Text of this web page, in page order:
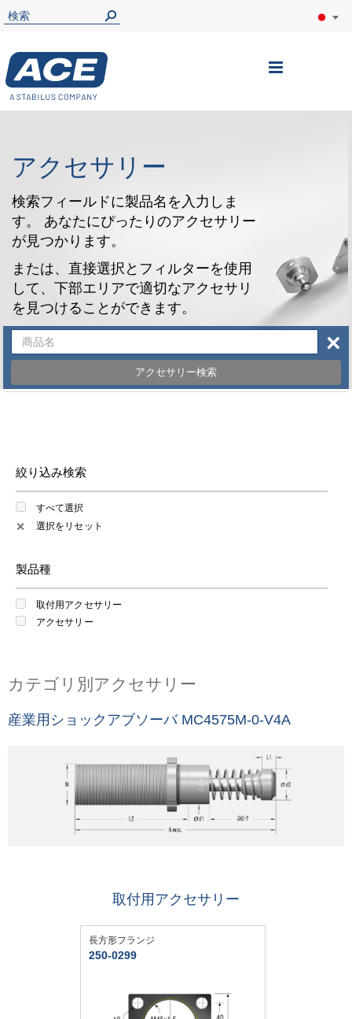
ナ
アクセサリー
検索フィールドに製品名を入力しま
す。 あなたにぴったりのアクセサリー
が見つかります。
または、直接選択とフィルターを使用
して、下部エリアで適切なアクセサリ
を見つけることができます。
アクセサリー検索
×
絞り込み検索
すべて選択
✕ 選択をリセット
製品種
取付用アクセサリー
アクセサリー
カテゴリ別アクセサリー
産業用ショックアブソーバ MC4575M-0-V4A
取付用アクセサリー
長方形フランジ
250-0299